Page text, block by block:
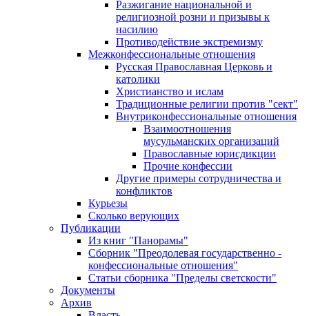
Разжигание национальной и
религиозной розни и призывы к
насилию
Противодействие экстремизму
Межконфессиональные отношения
Русская Православная Церковь и
католики
Христианство и ислам
Традиционные религии против "сект"
Внутриконфессиональные отношения
Взаимоотношения
мусульманских организаций
Православные юрисдикции
Прочие конфессии
Другие примеры сотрудничества и
конфликтов
Курьезы
Сколько верующих
Публикации
Из книг "Панорамы"
Сборник "Преодолевая государственно -
конфессиональные отношения"
Статьи сборника "Пределы светскости"
Документы
Архив